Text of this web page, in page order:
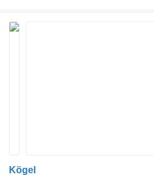
Kögel